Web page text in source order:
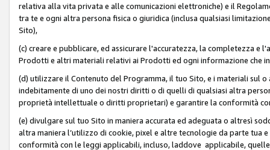
relativa alla vita privata e alle comunicazioni elettroniche) e il
tra te e ogni altra persona fisica o giuridica (inclusa qualsiasi
Sito),
(c) creare e pubblicare, ed assicurare l'accuratezza, la completezza
Prodotti e altri materiali relativi ai Prodotti ed ogni informazione che
(d) utilizzare il Contenuto del Programma, il tuo Sito, e i materiali sul
indebitamente di uno dei nostri diritti o di quelli di qualsiasi altra
proprietà intellettuale o diritti proprietari) e garantire la conformità
(e) divulgare sul tuo Sito in maniera accurata ed adeguata o altresì
altra maniera l’utilizzo di cookie, pixel e altre tecnologie da parte tua
conformità con le leggi applicabili, incluso, laddove applicabile,